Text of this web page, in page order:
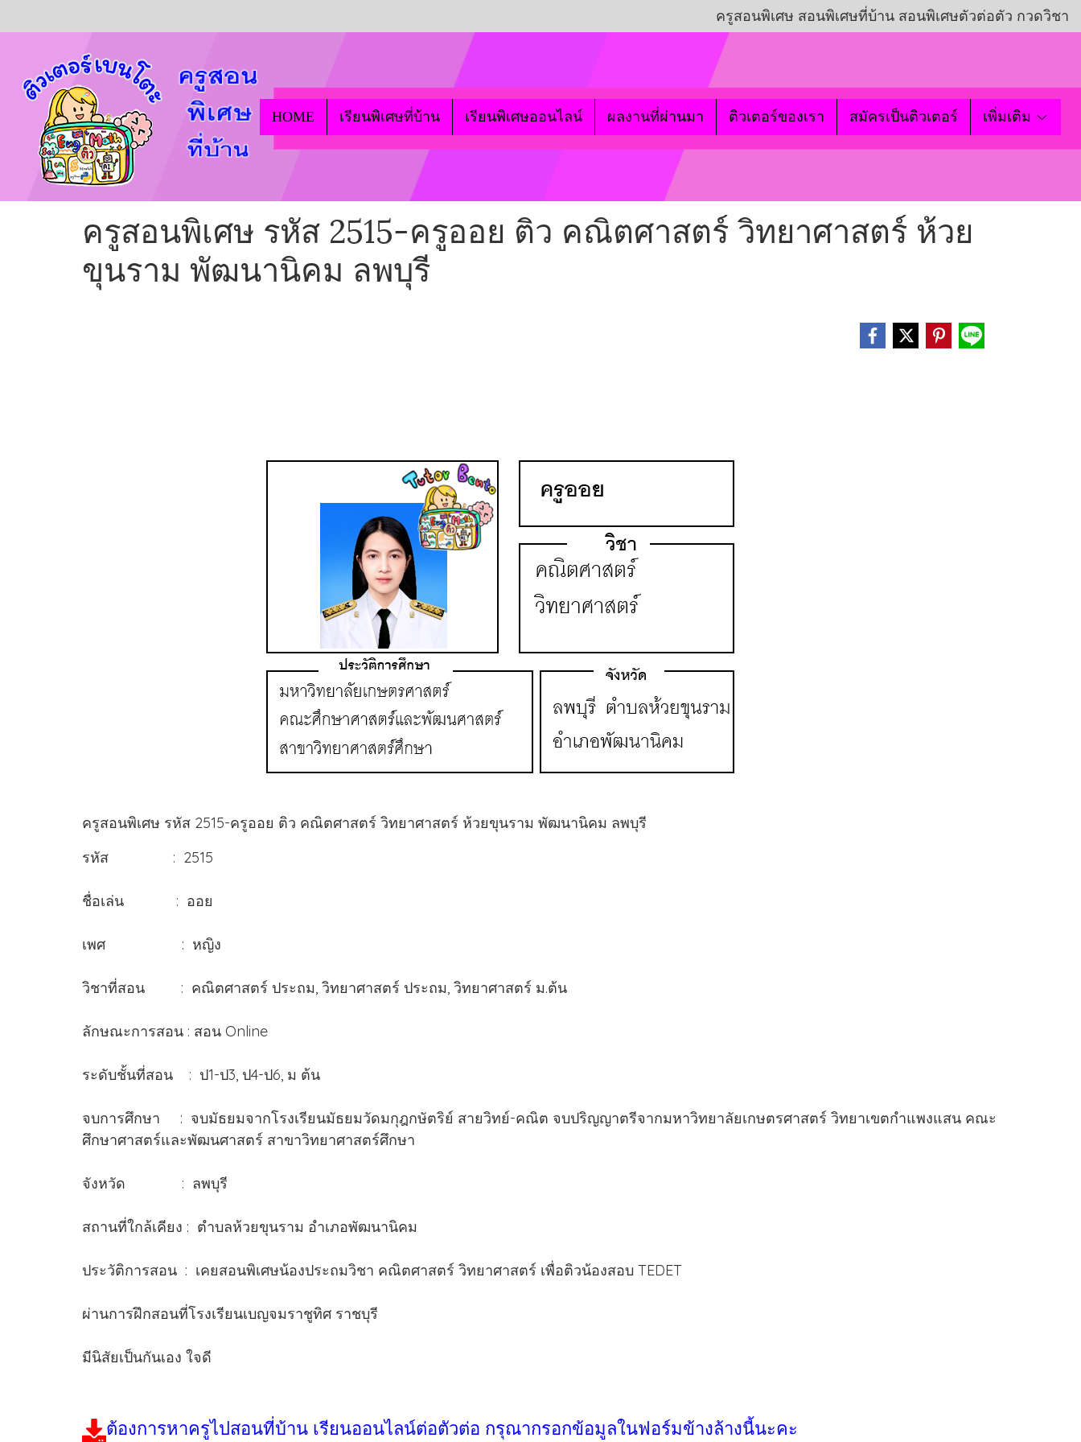
ครูสอนพิเศษ สอนพิเศษที่บ้าน สอนพิเศษตัวต่อตัว กวดวิชา
HOME เรียนพิเศษที่บ้าน เรียนพิเศษออนไลน์ ผลงานที่ผ่านมา ติวเตอร์ของเรา สมัครเป็นติวเตอร์ เพิ่มเติม
ครูสอนพิเศษ รหัส 2515-ครูออย ติว คณิตศาสตร์ วิทยาศาสตร์ ห้วย
ขุนราม พัฒนานิคม ลพบุรี
ครูสอนพิเศษ รหัส 2515-ครูออย ติว คณิตศาสตร์ วิทยาศาสตร์ ห้วยขุนราม พัฒนานิคม ลพบุรี
รหัส : 2515
ชื่อเล่น : ออย
เพศ : หญิง
วิชาที่สอน : คณิตศาสตร์ ประถม, วิทยาศาสตร์ ประถม, วิทยาศาสตร์ ม.ต้น
ลักษณะการสอน : สอน Online
ระดับชั้นที่สอน : ป1-ป3, ป4-ป6, ม ต้น
จบการศึกษา : จบมัธยมจากโรงเรียนมัธยมวัดมกุฎกษัตริย์ สายวิทย์-คณิต จบปริญญาตรีจากมหาวิทยาลัยเกษตรศาสตร์ วิทยาเขตกำแพงแสน คณะ
ศึกษาศาสตร์และพัฒนศาสตร์ สาขาวิทยาศาสตร์ศึกษา
จังหวัด : ลพบุรี
สถานที่ใกล้เคียง : ตำบลห้วยขุนราม อำเภอพัฒนานิคม
ประวัติการสอน : เคยสอนพิเศษน้องประถมวิชา คณิตศาสตร์ วิทยาศาสตร์ เพื่อติวน้องสอบ TEDET
ผ่านการฝึกสอนที่โรงเรียนเบญจมราชูทิศ ราชบุรี
มีนิสัยเป็นกันเอง ใจดี
ต้องการหาครูไปสอนที่บ้าน เรียนออนไลน์ต่อตัวต่อ กรุณากรอกข้อมูลในฟอร์มข้างล้างนี้นะคะ